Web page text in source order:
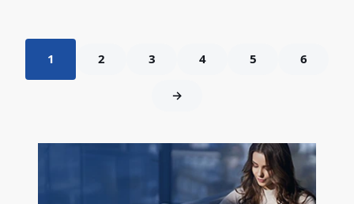
1 2 3 4 5 6
→